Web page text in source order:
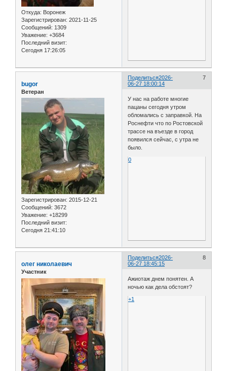
Откуда: Воронеж
Зарегистрирован: 2021-11-25
Сообщений: 1309
Уважение: +3684
Последний визит:
Сегодня 17:26:05
Поделиться 7
2026-
06-27 18:00:14
bugor
Ветеран
Зарегистрирован: 2015-12-21
Сообщений: 3672
Уважение: +18299
Последний визит:
Сегодня 21:41:10
У нас на работе многие
пацаны сегодня утром
обломались с заправкой. На
Роснефти что по Ростовской
трассе на въезде в город
появился сейчас, с утра не
было.
0
Поделиться 8
2026-
06-27 18:45:15
олег николаевич
Участник
Ажиотаж днем понятен. А
ночью как дела обстоят?
+1